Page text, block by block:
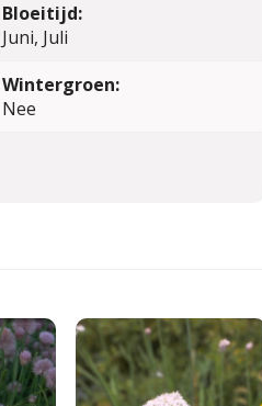
Bloeitijd:
Juni, Juli
Wintergroen:
Nee